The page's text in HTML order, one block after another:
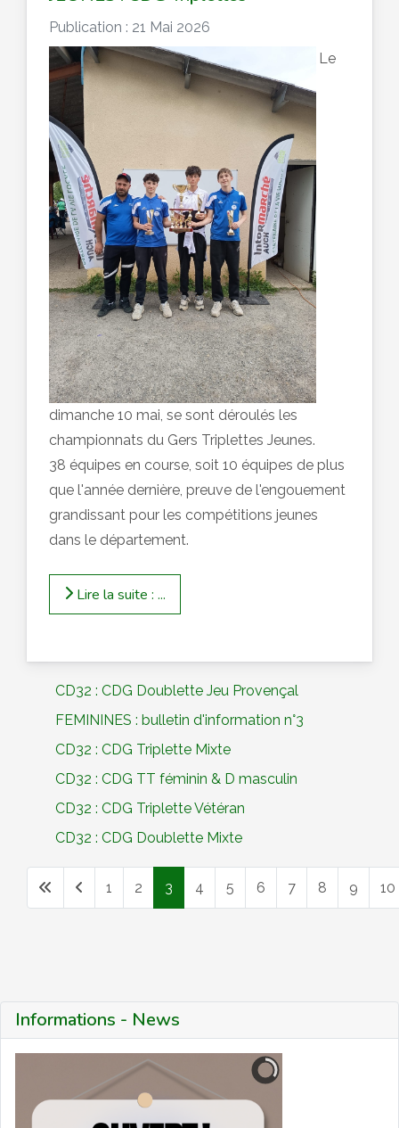
Informations - News
Publication : 21 Mai 2026
Le
dimanche 10 mai, se sont déroulés les
championnats du Gers Triplettes Jeunes.
38 équipes en course, soit 10 équipes de plus
que l'année dernière, preuve de l'engouement
grandissant pour les compétitions jeunes
dans le département.
Lire la suite : ...
CD32 : CDG Doublette Jeu Provençal
FEMININES : bulletin d'information n°3
CD32 : CDG Triplette Mixte
CD32 : CDG TT féminin & D masculin
CD32 : CDG Triplette Vétéran
CD32 : CDG Doublette Mixte
Page 3 sur 12
1 2 3 4 5 6 7 8 9 10